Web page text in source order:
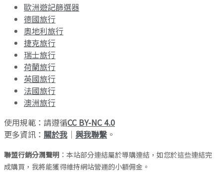
歐洲遊記篩選器
德國旅行
奧地利旅行
捷克旅行
瑞士旅行
荷蘭旅行
英國旅行
法國旅行
澳洲旅行
使用規範：請遵循CC BY-NC 4.0
更多資訊： 關於我 ｜ 與我聯繫 。
聯盟行銷分潤聲明 ：本站部分連結屬於導購連結，如您於這些連結完
成購買，我將能獲得維持網站營運的小額佣金。